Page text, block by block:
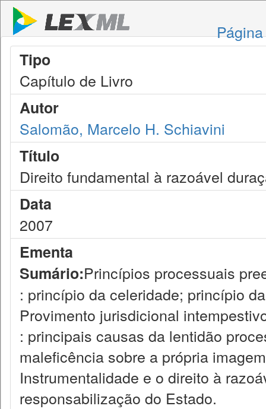
Tipo
Capítulo de Livro
Autor
Salomão, Marcelo H. Schiavini
Título
Direito fundamental à razoável
Data
2007
Ementa
Sumário:Princípios processuais
: princípio da celeridade; princípio
Provimento jurisdicional
: principais causas da lentidão
maleficência sobre a própria
Instrumentalidade e o direito à
responsabilização do Estado.